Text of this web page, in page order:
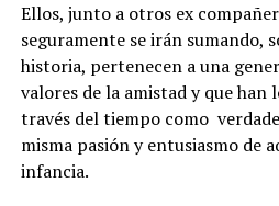
Ellos, junto a otros ex
seguramente se irán sumando,
historia, pertenecen a una
valores de la amistad y que han
través del tiempo como
misma pasión y entusiasmo de
infancia.